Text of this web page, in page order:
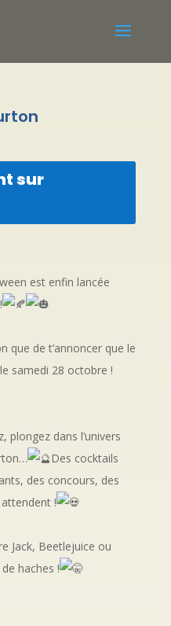
sur
est enfin lancée
que de t’annoncer que le
samedi 28 octobre !
plongez dans l’univers
Des cocktails
des concours, des
!
Jack, Beetlejuice ou
haches !